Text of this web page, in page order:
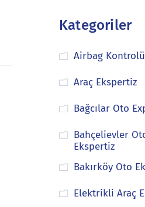
Kategoriler
Airbag Kontrolü
Araç Ekspertiz
Bağcılar Oto
Bahçelievler
Ekspertiz
Bakırköy Oto
Elektrikli Araç